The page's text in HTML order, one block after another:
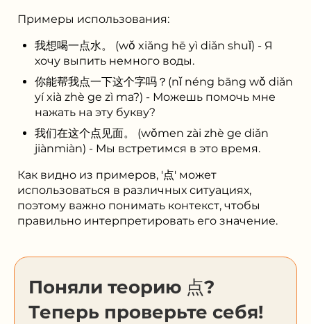
Примеры использования:
我想喝一点水。 (wǒ xiǎng hē yì diǎn shuǐ) - Я
хочу выпить немного воды.
你能帮我点一下这个字吗？(nǐ néng bāng wǒ diǎn
yí xià zhè ge zì ma?) - Можешь помочь мне
нажать на эту букву?
我们在这个点见面。 (wǒmen zài zhè ge diǎn
jiànmiàn) - Мы встретимся в это время.
Как видно из примеров, '点' может
использоваться в различных ситуациях,
поэтому важно понимать контекст, чтобы
правильно интерпретировать его значение.
Поняли теорию 点?
Теперь проверьте себя!